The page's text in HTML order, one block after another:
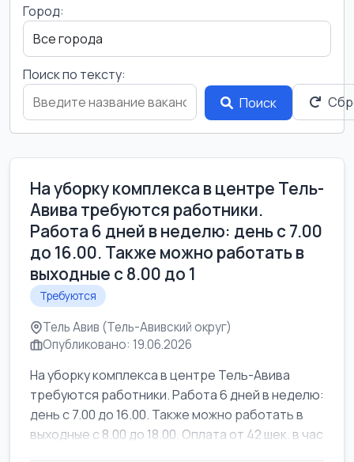
Город:
Поиск по тексту:
Поиск
На уборку комплекса в центре Тель-
Авива требуются работники.
Работа 6 дней в неделю: день с 7.00
до 16.00. Также можно работать в
выходные с 8.00 до 1
Требуются
Тель Авив (Тель-Авивский округ)
Опубликовано: 19.06.2026
На уборку комплекса в центре Тель-Авива
требуются работники. Работа 6 дней в неделю:
день с 7.00 до 16.00. Также можно работать в
выходные с 8.00 до 18.00. Оплата от 42 шек. в час